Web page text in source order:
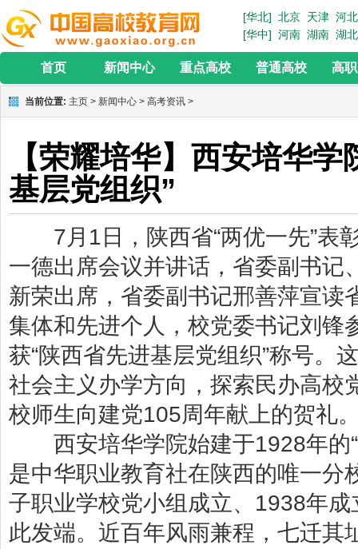
[华北] 北京 天津 河北
[华中] 河南 湖南 湖北
首页 新闻中心 重点高校 普通高校 高
当前位置: 主页 > 新闻中心 > 高考资讯 >
【荣耀培华】西安培华
基层党组织”
7月1日，陕西省“两优一先”表
一德出席会议并讲话，省委副书记
新荣出席，省委副书记邢善萍宣读
集体和先进个人，校党委书记刘锋
获“陕西省先进基层党组织”称号。
社会主义办学方向，探索民办高校
校师生向建党105周年献上的贺礼
西安培华学院始建于1928年的“
是中华职业教育社在陕西的唯一分
子职业学校党小组成立、1938年
此发端。近百年风雨兼程，七迁其